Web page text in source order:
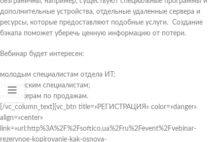
дополнительные устройства, отдельные удаленные сервера и
ресурсы, которые предоставляют подобные услуги. Создание
бэкапа поможет уберечь ценную информацию от потери.
Вебинар будет интересен:
молодым специалистам отдела ИТ;
техническим специалистам;
менеджерам по продажам.
[/vc_column_text][vc_btn title=»РЕГИСТРАЦИЯ» color=»danger»
align=»center»
link=»url:http%3A%2F%2Fsoftico.ua%2Fru%2Fevent%2Fvebinar-
rezervnoe-kopirovanie-kak-osnova-